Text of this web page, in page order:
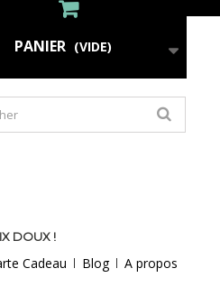
PANIER (VIDE)
DOUX !
Cadeau Blog A propos